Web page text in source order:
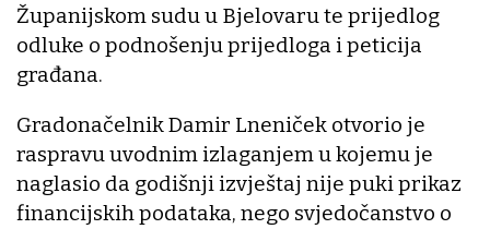
Županijskom sudu u Bjelovaru te prijedlog
odluke o podnošenju prijedloga i peticija
građana.
Gradonačelnik Damir Lneniček otvorio je
raspravu uvodnim izlaganjem u kojemu je
naglasio da godišnji izvještaj nije puki prikaz
financijskih podataka, nego svjedočanstvo o